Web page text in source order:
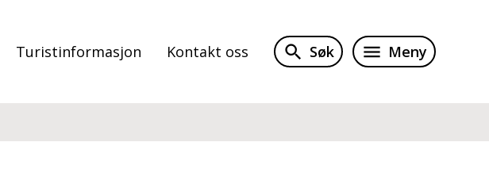
Turistinformasjon Kontakt oss Søk Meny